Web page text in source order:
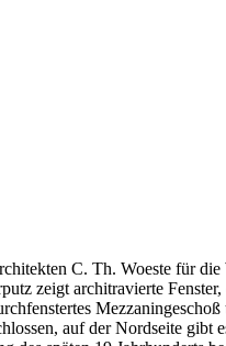
C. Th. Woeste für
zeigt architravierte
auf der Nordseite gibt